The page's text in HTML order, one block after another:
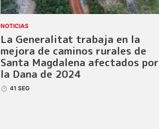
NOTICIAS
La Generalitat trabaja en la
mejora de caminos rurales de
Santa Magdalena afectados por
la Dana de 2024
41 SEG